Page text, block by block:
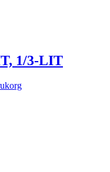
1/3-LIT